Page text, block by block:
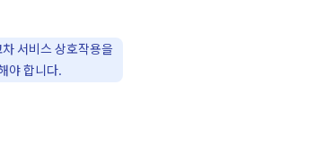
서비스 상호작용을
야 합니다.